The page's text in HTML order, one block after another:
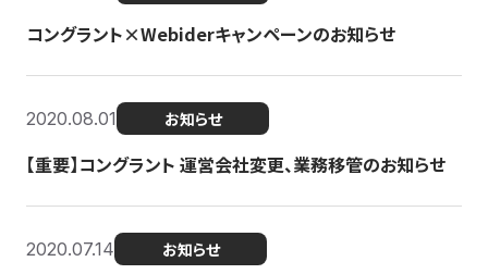
コングラント×Webiderキャンペーンのお知らせ
2020.08.01 お知らせ
【重要】コングラント 運営会社変更、業務移管のお知らせ
2020.07.14 お知らせ